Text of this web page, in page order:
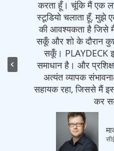
मैं एक लाइवस्ट्रीम सेल्फ-ड्राइव
हूँ, मुझे एक विश्वसनीय सॉफ़्टवेयर
है जिसे मैं पहले से कॉन्फ़िगर कर
दौरान कुछ बटन प्रेस करके चला
इस काम के लिए आदर्श
प्रशिक्षण चरण के दौरान इसकी
संभावनाओं में JOY हमेशा बहुत
मैं इसके साथ बहुत जल्दी काम
मार्कस विल्म्समैन
सीईओ मदरग्रिड न्यूज़पोर्टल